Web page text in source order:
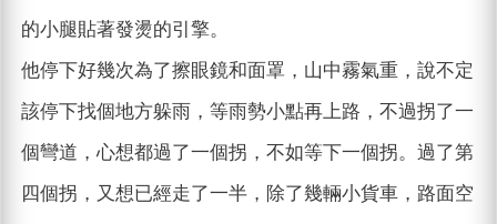
的小腿貼著發燙的引擎。
他停下好幾次為了擦眼鏡和面罩，山中霧氣重，說不定
該停下找個地方躲雨，等雨勢小點再上路，不過拐了一
個彎道，心想都過了一個拐，不如等下一個拐。過了第
四個拐，又想已經走了一半，除了幾輛小貨車，路面空